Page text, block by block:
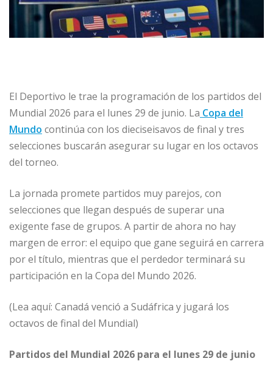
El Deportivo le trae la programación de los partidos del
Mundial 2026 para el lunes 29 de junio. La Copa del
Mundo continúa con los dieciseisavos de final y tres
selecciones buscarán asegurar su lugar en los octavos
del torneo.
La jornada promete partidos muy parejos, con
selecciones que llegan después de superar una
exigente fase de grupos. A partir de ahora no hay
margen de error: el equipo que gane seguirá en carrera
por el título, mientras que el perdedor terminará su
participación en la Copa del Mundo 2026.
(Lea aquí: Canadá venció a Sudáfrica y jugará los
octavos de final del Mundial)
Partidos del Mundial 2026 para el lunes 29 de junio